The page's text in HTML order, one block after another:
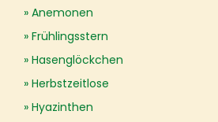
Anemonen
Frühlingsstern
Hasenglöckchen
Herbstzeitlose
Hyazinthen